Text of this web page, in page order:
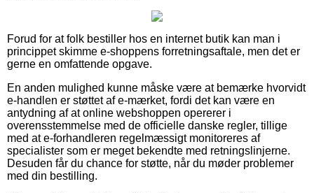
Forud for at folk bestiller hos en internet butik kan man i
princippet skimme e-shoppens forretningsaftale, men det er
gerne en omfattende opgave.
En anden mulighed kunne måske være at bemærke hvorvidt
e-handlen er støttet af e-mærket, fordi det kan være en
antydning af at online webshoppen opererer i
overensstemmelse med de officielle danske regler, tillige
med at e-forhandleren regelmæssigt monitoreres af
specialister som er meget bekendte med retningslinjerne.
Desuden får du chance for støtte, når du møder problemer
med din bestilling.